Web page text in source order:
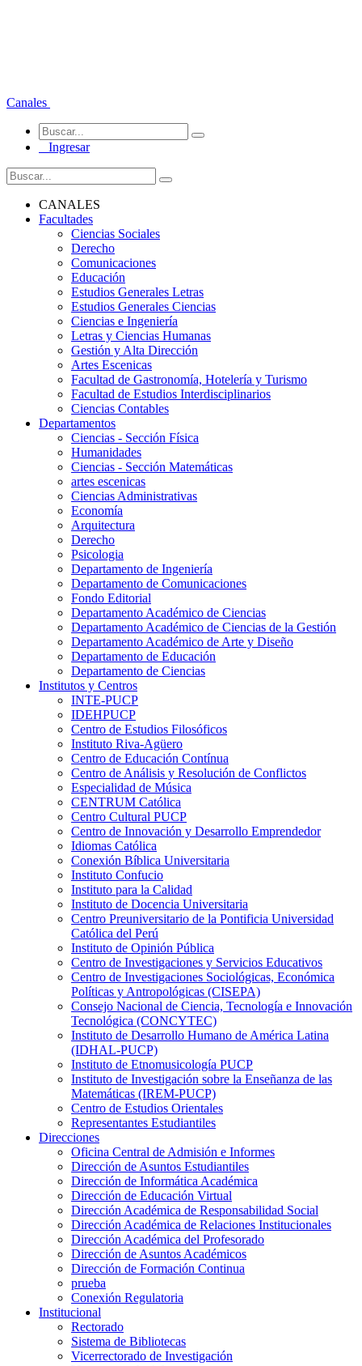
Canales
Ingresar
CANALES
Facultades
Ciencias Sociales
Derecho
Comunicaciones
Educación
Estudios Generales Letras
Estudios Generales Ciencias
Ciencias e Ingeniería
Letras y Ciencias Humanas
Gestión y Alta Dirección
Artes Escenicas
Facultad de Gastronomía, Hotelería y Turismo
Facultad de Estudios Interdisciplinarios
Ciencias Contables
Departamentos
Ciencias - Sección Física
Humanidades
Ciencias - Sección Matemáticas
artes escenicas
Ciencias Administrativas
Economía
Arquitectura
Derecho
Psicologia
Departamento de Ingeniería
Departamento de Comunicaciones
Fondo Editorial
Departamento Académico de Ciencias
Departamento Académico de Ciencias de la Gestión
Departamento Académico de Arte y Diseño
Departamento de Educación
Departamento de Ciencias
Institutos y Centros
INTE-PUCP
IDEHPUCP
Centro de Estudios Filosóficos
Instituto Riva-Agüero
Centro de Educación Contínua
Centro de Análisis y Resolución de Conflictos
Especialidad de Música
CENTRUM Católica
Centro Cultural PUCP
Centro de Innovación y Desarrollo Emprendedor
Idiomas Católica
Conexión Bíblica Universitaria
Instituto Confucio
Instituto para la Calidad
Instituto de Docencia Universitaria
Centro Preuniversitario de la Pontificia Universidad
Católica del Perú
Instituto de Opinión Pública
Centro de Investigaciones y Servicios Educativos
Centro de Investigaciones Sociológicas, Económica
Políticas y Antropológicas (CISEPA)
Consejo Nacional de Ciencia, Tecnología e Innovación
Tecnológica (CONCYTEC)
Instituto de Desarrollo Humano de América Latina
(IDHAL-PUCP)
Instituto de Etnomusicología PUCP
Instituto de Investigación sobre la Enseñanza de las
Matemáticas (IREM-PUCP)
Centro de Estudios Orientales
Representantes Estudiantiles
Direcciones
Oficina Central de Admisión e Informes
Dirección de Asuntos Estudiantiles
Dirección de Informática Académica
Dirección de Educación Virtual
Dirección Académica de Responsabilidad Social
Dirección Académica de Relaciones Institucionales
Dirección Académica del Profesorado
Dirección de Asuntos Académicos
Dirección de Formación Continua
prueba
Conexión Regulatoria
Institucional
Rectorado
Sistema de Bibliotecas
Vicerrectorado de Investigación